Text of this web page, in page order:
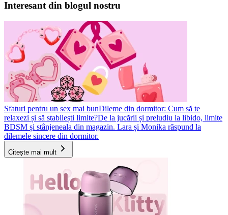
Interesant din blogul nostru
Sfaturi pentru un sex mai bunDileme din dormitor: Cum să te
relaxezi și să stabilești limite?De la jucării și preludiu la libido, limite
BDSM și stânjeneala din magazin. Lara și Monika răspund la
dilemele sincere din dormitor.
Citește mai mult